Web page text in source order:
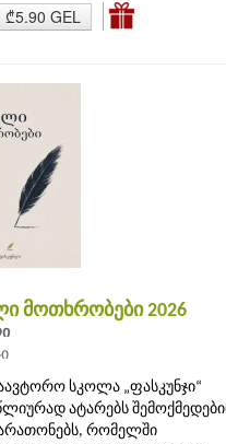
₾5.90 GEL
მოთხრობები 2026
სკოლა „ფასკუნჯი“
ატარებს
რომელში